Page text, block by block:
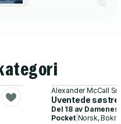
Alexander McCall
Uventede søstre
Del 18 av Damenes
Pocket| Norsk,